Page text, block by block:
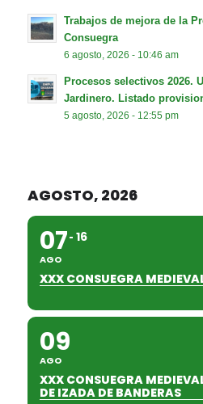
Trabajos de mejora de la
Consuegra
6 agosto, 2026 - 10:46 am
Procesos selectivos 2026.
Jardinero. Listado
5 agosto, 2026 - 12:55 pm
AGOSTO, 2026
07
AGO
16
XXX CONSUEGRA
09
AGO
XXX CONSUEGRA
DE IZADA DE BANDERAS